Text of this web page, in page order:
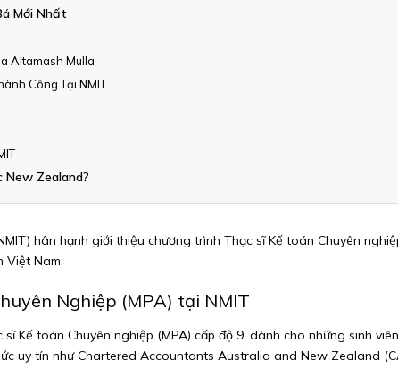
Mới Nhất
Altamash Mulla
Công Tại NMIT
New Zealand?
hân hạnh giới thiệu chương trình Thạc sĩ Kế toán Chuyên
Việt Nam.
Nghiệp (MPA) tại NMIT
Kế toán Chuyên nghiệp (MPA) cấp độ 9, dành cho những sinh
uy tín như Chartered Accountants Australia and New Zealand